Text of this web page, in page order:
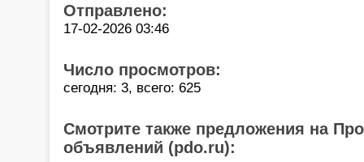
Отправлено:
17-02-2026 03:46
Число просмотров:
сегодня: 3, всего: 625
Смотрите также предложения на
объявлений (pdo.ru):